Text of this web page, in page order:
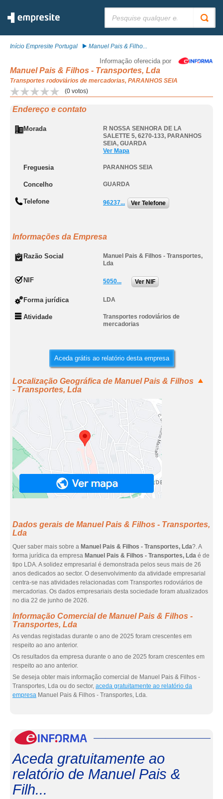
Início Empresite Portugal Manuel Pais & Filho...
Informação oferecida por
Manuel Pais & Filhos - Transportes, Lda
Transportes rodoviários de mercadorias, PARANHOS SEIA
(0 votos)
Endereço e contato
Morada
R NOSSA SENHORA DE LA
SALETTE 5, 6270-133, PARANHOS
SEIA, GUARDA
Ver Mapa
Freguesia PARANHOS SEIA
Concelho GUARDA
Telefone 96237... Ver Telefone
Informações da Empresa
Razão Social
Manuel Pais & Filhos - Transportes,
Lda
NIF 5050... Ver NIF
Forma jurídica LDA
Atividade
Transportes rodoviários de
mercadorias
Aceda grátis ao relatório desta empresa
Localização Geográfica de Manuel Pais & Filhos
- Transportes, Lda
Dados gerais de Manuel Pais & Filhos - Transportes,
Lda
Quer saber mais sobre a Manuel Pais & Filhos - Transportes, Lda?. A
forma jurídica da empresa Manuel Pais & Filhos - Transportes, Lda é de
tipo LDA. A solidez empresarial é demonstrada pelos seus mais de 26
anos dedicados ao sector. O desenvolvimento da atividade empresarial
centra-se nas atividades relacionadas com Transportes rodoviários de
mercadorias. Os dados empresariais desta sociedade foram atualizados
no dia 22 de junho de 2026.
Informação Comercial de Manuel Pais & Filhos -
Transportes, Lda
As vendas registadas durante o ano de 2025 foram crescentes em
respeito ao ano anterior.
Os resultados da empresa durante o ano de 2025 foram crescentes em
respeito ao ano anterior.
Se deseja obter mais informação comercial de Manuel Pais & Filhos -
Transportes, Lda ou do sector, aceda gratuitamente ao relatório da
empresa Manuel Pais & Filhos - Transportes, Lda.
Aceda gratuitamente ao
relatório de Manuel Pais &
Filh...